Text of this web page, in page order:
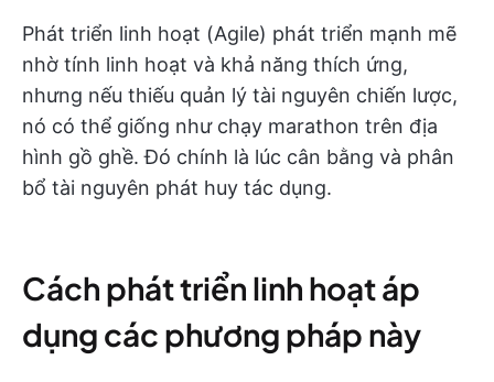
Phát triển linh hoạt (Agile) phát triển mạnh mẽ
nhờ tính linh hoạt và khả năng thích ứng,
nhưng nếu thiếu quản lý tài nguyên chiến lược,
nó có thể giống như chạy marathon trên địa
hình gồ ghề. Đó chính là lúc cân bằng và phân
bổ tài nguyên phát huy tác dụng.
Cách phát triển linh hoạt áp
dụng các phương pháp này